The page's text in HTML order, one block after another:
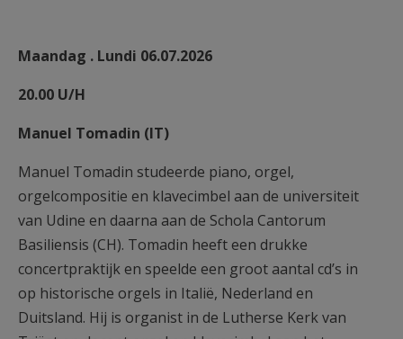
Maandag . Lundi 06.07.2026
20.00 U/H
Manuel Tomadin (IT)
Manuel Tomadin studeerde piano, orgel,
orgelcompositie en klavecimbel aan de universiteit
van Udine en daarna aan de Schola Cantorum
Basiliensis (CH). Tomadin heeft een drukke
concertpraktijk en speelde een groot aantal cd’s in
op historische orgels in Italië, Nederland en
Duitsland. Hij is organist in de Lutherse Kerk van